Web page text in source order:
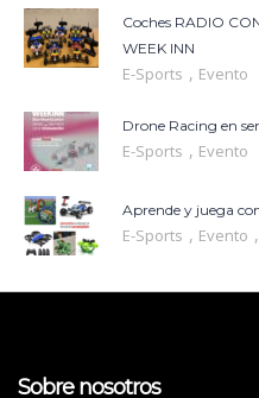
Coches RADIO
WEEK INN
E-Sports , Evento
Drone Racing en
E-Sports , Evento
Aprende y juega
E-Sports , Evento ,
Sobre nosotros